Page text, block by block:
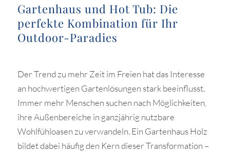
Gartenhaus und Hot Tub: Die
perfekte Kombination für Ihr
Outdoor-Paradies
Der Trend zu mehr Zeit im Freien hat das Interesse
an hochwertigen Gartenlösungen stark beeinflusst.
Immer mehr Menschen suchen nach Möglichkeiten,
ihre Außenbereiche in ganzjährig nutzbare
Wohlfühloasen zu verwandeln. Ein Gartenhaus Holz
bildet dabei häufig den Kern dieser Transformation –